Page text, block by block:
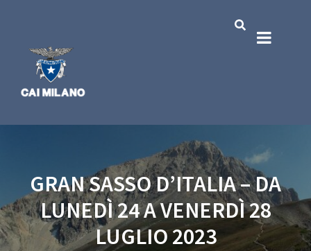
GRAN SASSO D’ITALIA – DA
LUNEDÌ 24 A VENERDÌ 28
LUGLIO 2023